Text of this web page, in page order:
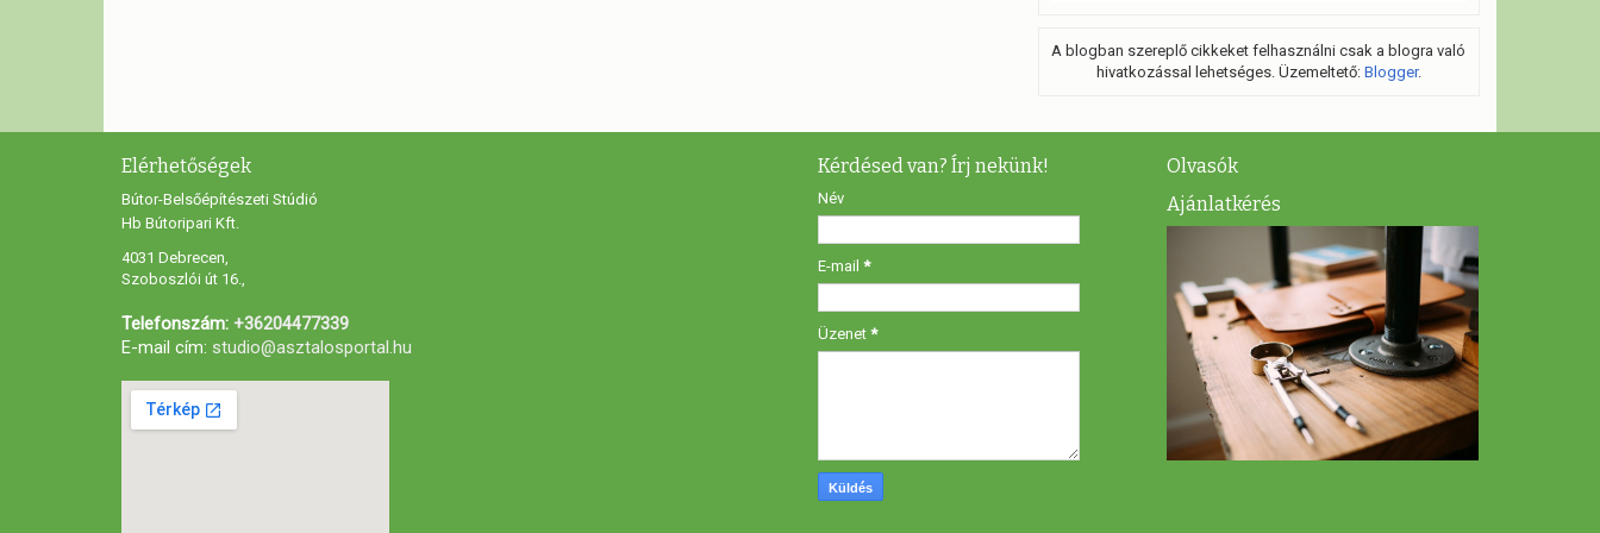
A blogban szereplő cikkeket felhasználni csak a blogra való
hivatkozással lehetséges. Üzemeltető: Blogger.
Elérhetőségek
Bútor-Belsőépítészeti Stúdió
Hb Bútoripari Kft.
4031 Debrecen,
Szoboszlói út 16.,
Telefonszám: +36204477339
E-mail cím: studio@asztalosportal.hu
Kérdésed van? Írj nekünk!
Név
E-mail *
Üzenet *
Olvasók
Ajánlatkérés